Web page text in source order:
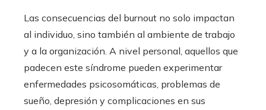
Las consecuencias del burnout no solo impactan
al individuo, sino también al ambiente de trabajo
y a la organización. A nivel personal, aquellos que
padecen este síndrome pueden experimentar
enfermedades psicosomáticas, problemas de
sueño, depresión y complicaciones en sus